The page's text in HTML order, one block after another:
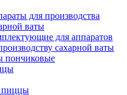
для производства
ваты
для аппаратов
сахарной ваты
пончиковые
пиццы